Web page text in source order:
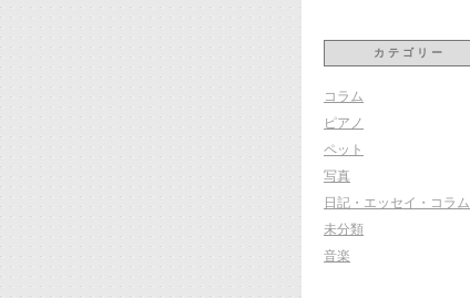
カテゴリー
コラム
ピアノ
ペット
写真
日記・エッセイ・コラム
未分類
音楽